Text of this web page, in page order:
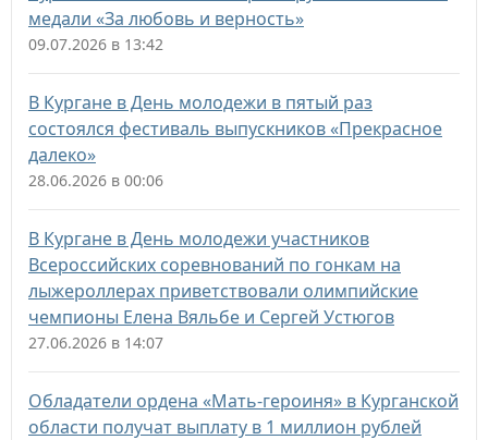
медали «За любовь и верность»
09.07.2026 в 13:42
В Кургане в День молодежи в пятый раз
состоялся фестиваль выпускников «Прекрасное
далеко»
28.06.2026 в 00:06
В Кургане в День молодежи участников
Всероссийских соревнований по гонкам на
лыжероллерах приветствовали олимпийские
чемпионы Елена Вяльбе и Сергей Устюгов
27.06.2026 в 14:07
Обладатели ордена «Мать-героиня» в Курганской
области получат выплату в 1 миллион рублей